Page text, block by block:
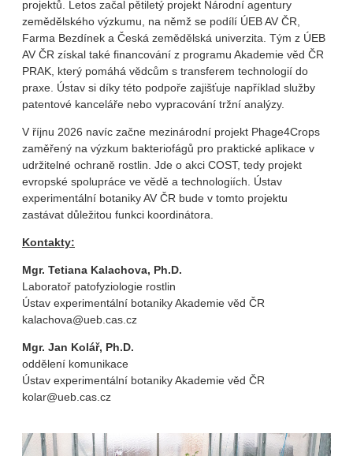
projektů. Letos začal pětiletý projekt Národní agentury
zemědělského výzkumu, na němž se podílí ÚEB AV ČR,
Farma Bezdínek a Česká zemědělská univerzita. Tým z ÚEB
AV ČR získal také financování z programu Akademie věd ČR
PRAK, který pomáhá vědcům s transferem technologií do
praxe. Ústav si díky této podpoře zajišťuje například služby
patentové kanceláře nebo vypracování tržní analýzy.
V říjnu 2026 navíc začne mezinárodní projekt Phage4Crops
zaměřený na výzkum bakteriofágů pro praktické aplikace v
udržitelné ochraně rostlin. Jde o akci COST, tedy projekt
evropské spolupráce ve vědě a technologiích. Ústav
experimentální botaniky AV ČR bude v tomto projektu
zastávat důležitou funkci koordinátora.
Kontakty:
Mgr. Tetiana Kalachova, Ph.D.
Laboratoř patofyziologie rostlin
Ústav experimentální botaniky Akademie věd ČR
kalachova@ueb.cas.cz
Mgr. Jan Kolář, Ph.D.
oddělení komunikace
Ústav experimentální botaniky Akademie věd ČR
kolar@ueb.cas.cz